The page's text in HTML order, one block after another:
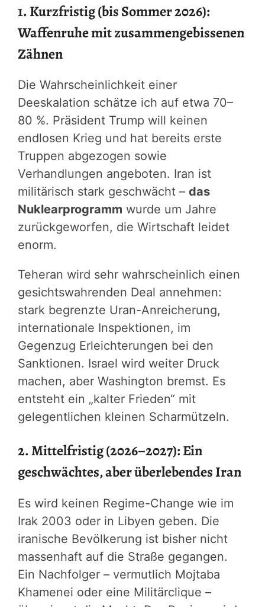
1. Kurzfristig (bis Sommer 2026):
Waffenruhe mit zusammengebissenen
Zähnen
Die Wahrscheinlichkeit einer
Deeskalation schätze ich auf etwa 70–
80 %. Präsident Trump will keinen
endlosen Krieg und hat bereits erste
Truppen abgezogen sowie
Verhandlungen angeboten. Iran ist
militärisch stark geschwächt – das
Nuklearprogramm wurde um Jahre
zurückgeworfen, die Wirtschaft leidet
enorm.
Teheran wird sehr wahrscheinlich einen
gesichtswahrenden Deal annehmen:
stark begrenzte Uran-Anreicherung,
internationale Inspektionen, im
Gegenzug Erleichterungen bei den
Sanktionen. Israel wird weiter Druck
machen, aber Washington bremst. Es
entsteht ein „kalter Frieden“ mit
gelegentlichen kleinen Scharmützeln.
2. Mittelfristig (2026–2027): Ein
geschwächtes, aber überlebendes Iran
Es wird keinen Regime-Change wie im
Irak 2003 oder in Libyen geben. Die
iranische Bevölkerung ist bisher nicht
massenhaft auf die Straße gegangen.
Ein Nachfolger – vermutlich Mojtaba
Khamenei oder eine Militärclique –